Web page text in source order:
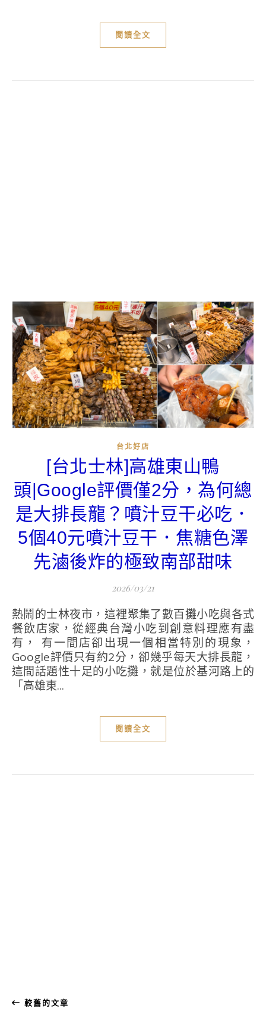
閱讀全文
台北好店
[台北士林]高雄東山鴨
頭|Google評價僅2分，為何總
是大排長龍？噴汁豆干必吃．
5個40元噴汁豆干．焦糖色澤
先滷後炸的極致南部甜味
2026/03/21
熱鬧的士林夜市，這裡聚集了數百攤小吃與各式
餐飲店家，從經典台灣小吃到創意料理應有盡
有， 有一間店卻出現一個相當特別的現象，
Google評價只有約2分，卻幾乎每天大排長龍，
這間話題性十足的小吃攤，就是位於基河路上的
「高雄東...
閱讀全文
較舊的文章